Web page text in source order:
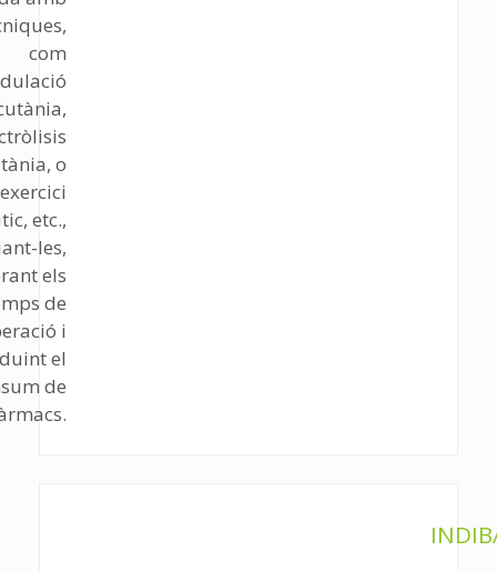
com
o
etc.,
les,
els
de
i
el
de